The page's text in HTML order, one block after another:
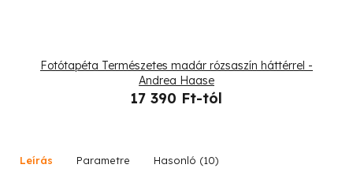
Fotótapéta Természetes madár rózsaszín háttérrel -
Andrea Haase
17 390 Ft-tól
Leírás Parametre Hasonló (10)